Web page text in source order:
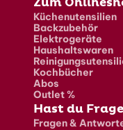
Küchenutensilien
Backzubehör
Elektrogeräte
Haushaltswaren
Kochbücher
Abos
Outlet %
Hast du
Fragen &